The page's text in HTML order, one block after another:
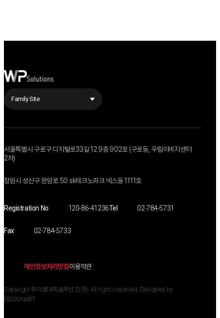
Family Site
서울특별시 구로구 디지털로33길 12 9층 902호 (구로동, 우림이비지센터
2차)
창원시 성산구 완암로 50 sk테크노파크 넥스동 1111호
Registration No 120-86-41236Tel 02-784-5731
Fax 02-784-5733
Copyright © 더블유피솔루션즈(주). All rights reserved. Designed by
DESIGNART
개인정보처리방침이용약관